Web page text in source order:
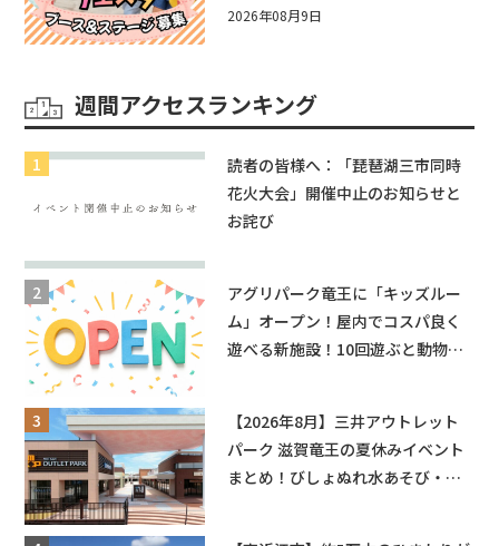
として♪ステージ又はブース出店
2026年08月9日
週間アクセスランキング
読者の皆様へ：「琵琶湖三市同時
花火大会」開催中止のお知らせと
お詫び
アグリパーク竜王に「キッズルー
ム」オープン！屋内でコスパ良く
遊べる新施設！10回遊ぶと動物触
【2026年8月】三井アウトレット
パーク 滋賀竜王の夏休みイベント
まとめ！びしょぬれ水あそび・激